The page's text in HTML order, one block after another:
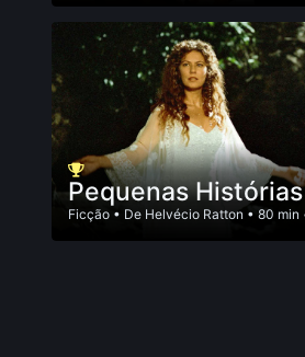
Pequenas Histórias
Ficção • De Helvécio Ratton • 80 min